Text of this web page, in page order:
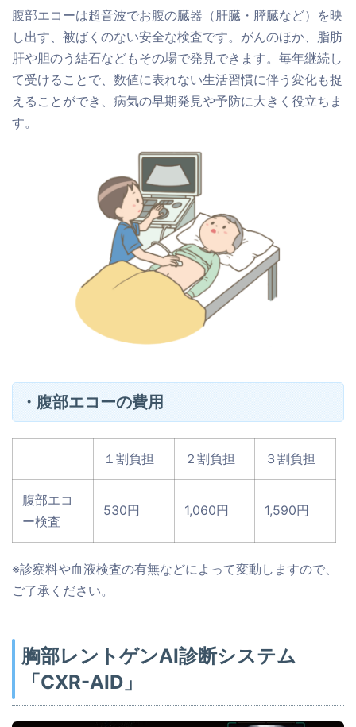
腹部エコーは超音波でお腹の臓器（肝臓・膵臓など）を映
し出す、被ばくのない安全な検査です。がんのほか、脂肪
肝や胆のう結石などもその場で発見できます。毎年継続し
て受けることで、数値に表れない生活習慣に伴う変化も捉
えることができ、病気の早期発見や予防に大きく役立ちま
す。
・腹部エコーの費用
１割負担 ２割負担 ３割負担
腹部エコ
ー検査
530円 1,060円 1,590円
※診察料や血液検査の有無などによって変動しますので、
ご了承ください。
胸部レントゲンAI診断システム
「CXR-AID」